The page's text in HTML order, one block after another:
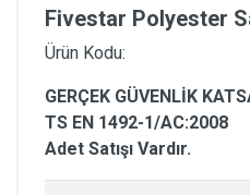
Fivestar Polyester
Ürün Kodu:
GERÇEK GÜVENLİK
TS EN 1492-1/AC:2008
Adet Satışı Vardır.